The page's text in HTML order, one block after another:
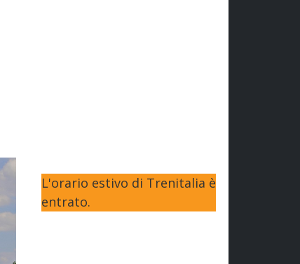
L'orario estivo di Trenitalia è
entrato.